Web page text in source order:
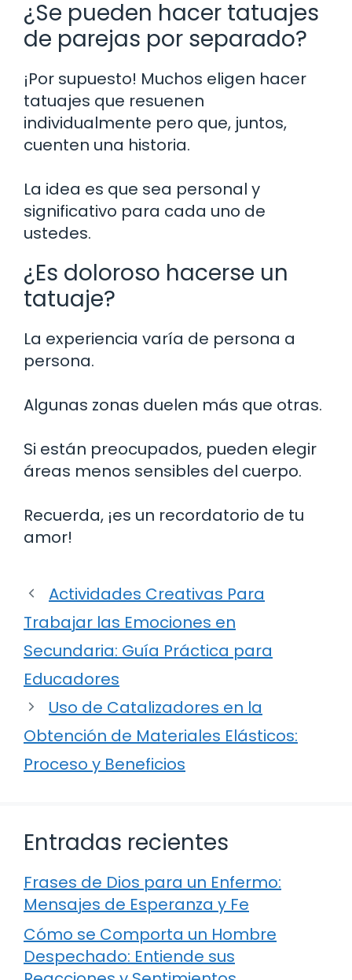
¿Se pueden hacer tatuajes
de parejas por separado?
¡Por supuesto! Muchos eligen hacer
tatuajes que resuenen
individualmente pero que, juntos,
cuenten una historia.
La idea es que sea personal y
significativo para cada uno de
ustedes.
¿Es doloroso hacerse un
tatuaje?
La experiencia varía de persona a
persona.
Algunas zonas duelen más que otras.
Si están preocupados, pueden elegir
áreas menos sensibles del cuerpo.
Recuerda, ¡es un recordatorio de tu
amor!
Actividades Creativas Para
Trabajar las Emociones en
Secundaria: Guía Práctica para
Educadores
Uso de Catalizadores en la
Obtención de Materiales Elásticos:
Proceso y Beneficios
Entradas recientes
Frases de Dios para un Enfermo:
Mensajes de Esperanza y Fe
Cómo se Comporta un Hombre
Despechado: Entiende sus